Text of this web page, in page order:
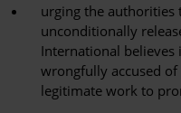
urging the authorities
unconditionally
International believes
wrongfully accused
legitimate work to